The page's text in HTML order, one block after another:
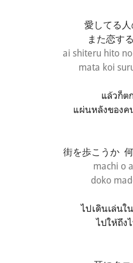
愛してる
また恋す
ai shiteru hito
mata koi
แล้วก็ต
แผ่นหลังของค
街を歩こうか
machi o
doko
ไปเดินเล่นใ
ไปให้ถึง